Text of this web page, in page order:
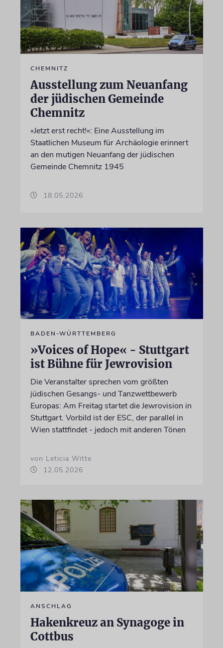
CHEMNITZ
Ausstellung zum Neuanfang
der jüdischen Gemeinde
Chemnitz
»Jetzt erst recht!«: Eine Ausstellung im
Staatlichen Museum für Archäologie erinnert
an den mutigen Neuanfang der jüdischen
Gemeinde Chemnitz 1945
18.05.2026
BADEN-WÜRTTEMBERG
»Voices of Hope« - Stuttgart
ist Bühne für Jewrovision
Die Veranstalter sprechen vom größten
jüdischen Gesangs- und Tanzwettbewerb
Europas: Am Freitag startet die Jewrovision in
Stuttgart. Vorbild ist der ESC, der parallel in
Wien stattfindet - jedoch mit anderen Tönen
von Leticia Witte
12.05.2026
ANSCHLAG
Hakenkreuz an Synagoge in
Cottbus